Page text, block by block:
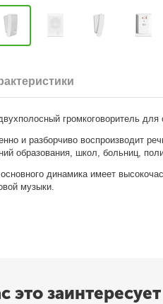
громкоговоритель
и разборчиво воспроизводит
образования, школ, больниц,
динамика имеет
музыки.
это заинтересует